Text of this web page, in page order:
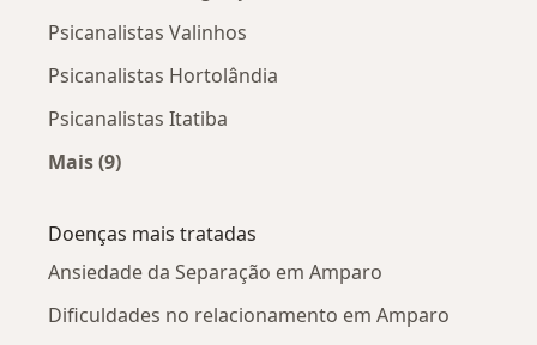
Psicanalistas Valinhos
Psicanalistas Hortolândia
Psicanalistas Itatiba
Mais (9)
Doenças mais tratadas
Ansiedade da Separação em Amparo
Dificuldades no relacionamento em Amparo